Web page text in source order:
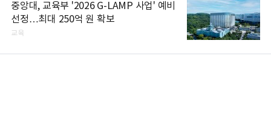
중앙대, 교육부 '2026 G-LAMP 사업' 예비
선정…최대 250억 원 확보
교육